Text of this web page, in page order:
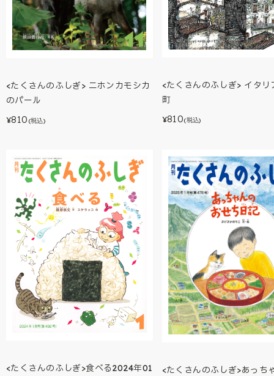
<たくさんのふしぎ> ニホンカモシカ
のパール
¥810 (税込)
<たくさんのふしぎ> イタリ
町
¥810(税込)
<たくさんのふしぎ>食べる2024年01
<たくさんのふしぎ>あっち